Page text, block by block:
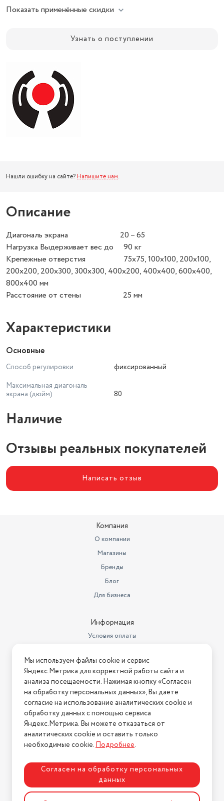
Показать применённые скидки
Узнать о поступлении
Нашли ошибку на сайте? Напишите нам.
Описание
Диагональ экрана 20 – 65
Нагрузка Выдерживает вес до 90 кг
Крепежные отверстия 75х75, 100х100, 200х100,
200х200, 200х300, 300х300, 400х200, 400х400, 600х400,
800х400 мм
Расстояние от стены 25 мм
Характеристики
Основные
Способ регулировки
фиксированный
Максимальная диагональ
экрана (дюйм)
80
Наличие
Отзывы реальных покупателей
Написать отзыв
Компания
О компании
Магазины
Бренды
Блог
Для бизнеса
Информация
Условия оплаты
Условия возврата
Нашли ошибку на сайте? Напишите нам
2026 © Интернет-магазин "АстМаркет". У нас есть всё!
Политика конфиденциальности
Разработка сайтаASTDESIGN
Мы используем файлы cookie и сервис
Яндекс.Метрика для корректной работы сайта и
анализа посещаемости. Нажимая кнопку «Согласен
на обработку персональных данных», Вы даете
согласие на использование аналитических cookie и
обработку данных с помощью сервиса
Яндекс.Метрика. Вы можете отказаться от
аналитических cookie и оставить только
необходимые cookie.Подробнее.
Согласен на обработку персональных
данных